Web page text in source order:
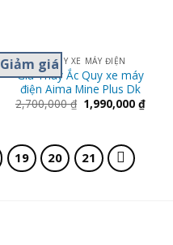
Giảm giáẮC QUY XE MÁY ĐIỆN
Giá Thay Ắc Quy xe máy
điện Aima Mine Plus Dk
2,700,000₫ 1,990,000₫
19 20 21